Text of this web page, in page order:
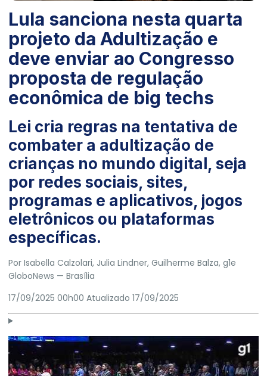
Lula sanciona nesta quarta
projeto da Adultização e
deve enviar ao Congresso
proposta de regulação
econômica de big techs
Lei cria regras na tentativa de
combater a adultização de
crianças no mundo digital, seja
por redes sociais, sites,
programas e aplicativos, jogos
eletrônicos ou plataformas
específicas.
Por Isabella Calzolari, Julia Lindner, Guilherme Balza, g1e
GloboNews — Brasília
17/09/2025 00h00 Atualizado 17/09/2025